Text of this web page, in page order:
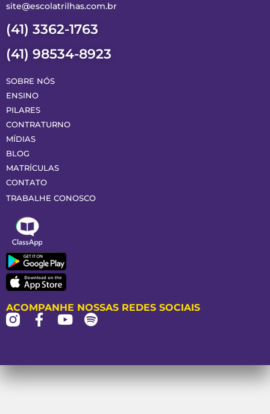
site@escolatrilhas.com.br
(41) 3362-1763
(41) 98534-8923
SOBRE NÓS
ENSINO
PILARES
CONTRATURNO
MÍDIAS
BLOG
MATRÍCULAS
CONTATO
TRABALHE CONOSCO
ACOMPANHE NOSSAS REDES SOCIAIS